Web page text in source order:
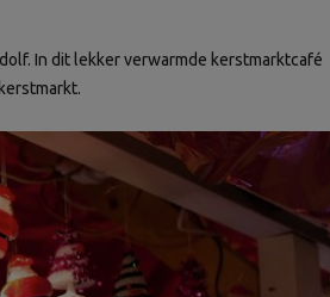
In dit lekker verwarmde kerstmarktcafé